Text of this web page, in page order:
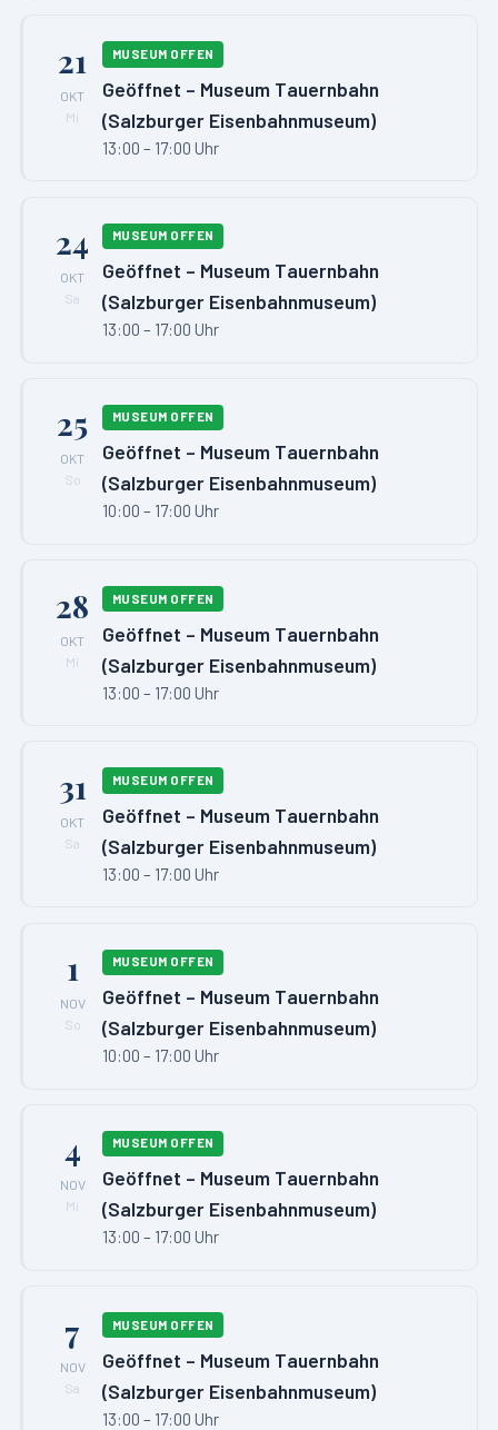
21
OKT
Mi
MUSEUM OFFEN
Geöffnet – Museum Tauernbahn
(Salzburger Eisenbahnmuseum)
13:00 – 17:00 Uhr
24
OKT
Sa
MUSEUM OFFEN
Geöffnet – Museum Tauernbahn
(Salzburger Eisenbahnmuseum)
13:00 – 17:00 Uhr
25
OKT
So
MUSEUM OFFEN
Geöffnet – Museum Tauernbahn
(Salzburger Eisenbahnmuseum)
10:00 – 17:00 Uhr
28
OKT
Mi
MUSEUM OFFEN
Geöffnet – Museum Tauernbahn
(Salzburger Eisenbahnmuseum)
13:00 – 17:00 Uhr
31
OKT
Sa
MUSEUM OFFEN
Geöffnet – Museum Tauernbahn
(Salzburger Eisenbahnmuseum)
13:00 – 17:00 Uhr
1
NOV
So
MUSEUM OFFEN
Geöffnet – Museum Tauernbahn
(Salzburger Eisenbahnmuseum)
10:00 – 17:00 Uhr
4
NOV
Mi
MUSEUM OFFEN
Geöffnet – Museum Tauernbahn
(Salzburger Eisenbahnmuseum)
13:00 – 17:00 Uhr
7
NOV
Sa
MUSEUM OFFEN
Geöffnet – Museum Tauernbahn
(Salzburger Eisenbahnmuseum)
13:00 – 17:00 Uhr